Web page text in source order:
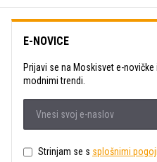
E-NOVICE
Prijavi se na Moskisvet e-
modnimi trendi.
Strinjam se s splošnimi pogoji